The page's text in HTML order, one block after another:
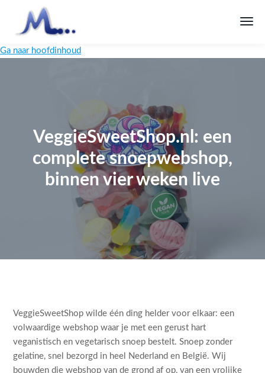
Ga naar hoofdinhoud
VeggieSweetShop.nl: een
complete snoepwebshop,
binnen vier weken live
VeggieSweetShop wilde één ding helder voor elkaar: een
volwaardige webshop waar je met een gerust hart
veganistisch en vegetarisch snoep bestelt. Snoep zonder
gelatine, snel bezorgd in heel Nederland en België. Wij
bouwden die webshop van de grond af op, van een vrolijke